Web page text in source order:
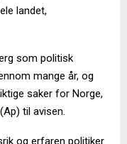
landet,
som politisk
mange år, og
saker for Norge,
(Ap) til avisen.
og erfaren politiker